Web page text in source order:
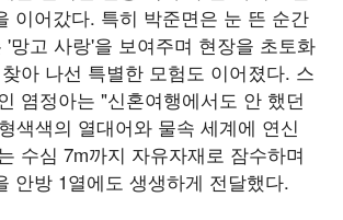
이어갔다. 특히 박준면은 눈 뜬 순간
'망고 사랑'을 보여주며 현장을 초토화
아 나선 특별한 모험도 이어졌다. 스
염정아는 "신혼여행에서도 안 했던
색색의 열대어와 물속 세계에 연신
수심 7m까지 자유자재로 잠수하며
안방 1열에도 생생하게 전달했다.